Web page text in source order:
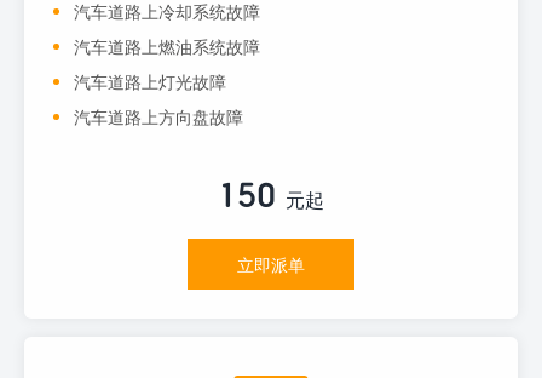
汽车道路上冷却系统故障
汽车道路上燃油系统故障
汽车道路上灯光故障
汽车道路上方向盘故障
150 元起
立即派单